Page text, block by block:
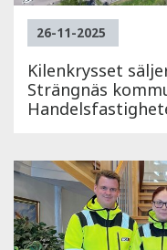
26-11-2025
Kilenkrysset
Strängnäs